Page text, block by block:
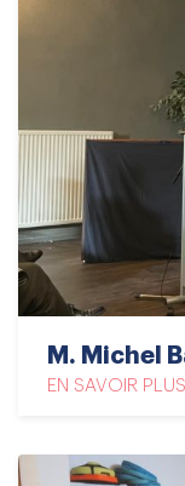
M. Michel
EN SAVOIR PLUS